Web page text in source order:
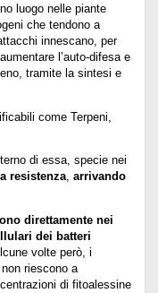
luogo nelle piante
che tendono a
innescano, per
l’auto-difesa e
tramite la sintesi e
come Terpeni,
di essa, specie nei
resistenza, arrivando
direttamente nei
dei batteri
volte però, i
riescono a
di fitoalessine